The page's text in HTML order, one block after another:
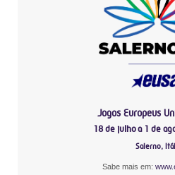
Jogos Europeus
18 de julho a 1 de
Salerno,
Sabe mais em: